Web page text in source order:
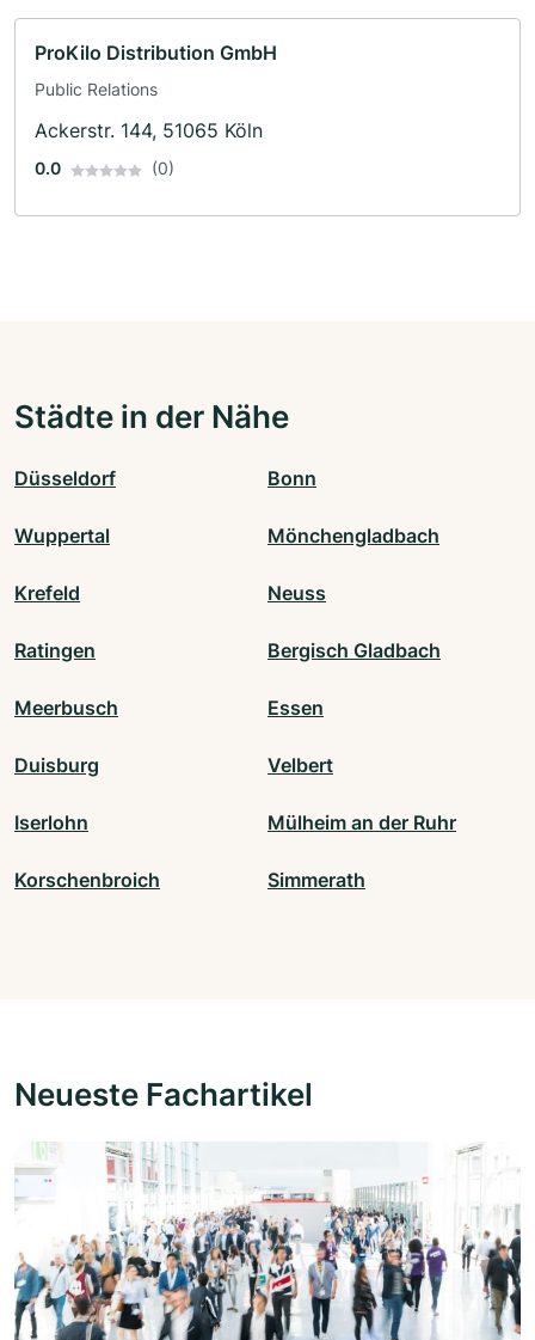
ProKilo Distribution GmbH
Public Relations
Ackerstr. 144, 51065 Köln
0.0 (0)
Städte in der Nähe
Düsseldorf Bonn
Wuppertal Mönchengladbach
Krefeld Neuss
Ratingen Bergisch Gladbach
Meerbusch Essen
Duisburg Velbert
Iserlohn Mülheim an der Ruhr
Korschenbroich Simmerath
Neueste Fachartikel